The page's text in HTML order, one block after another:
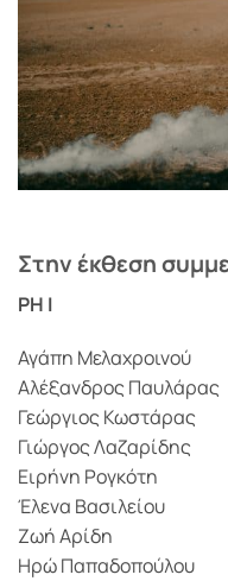
Στην έκθεση
PH I
Αγάπη Μελαχροινού
Αλέξανδρος Παυλάρας
Γεώργιος Κωστάρας
Γιώργος Λαζαρίδης
Ειρήνη Ρογκότη
Έλενα Βασιλείου
Ζωή Αρίδη
Ηρώ Παπαδοπούλου